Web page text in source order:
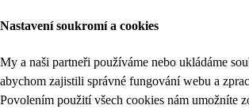
Nastavení soukromí a cookies
My a naši partneři používáme nebo ukládáme
abychom zajistili správné fungování webu a
Povolením použití všech cookies nám umožníte